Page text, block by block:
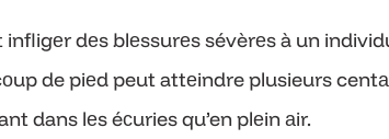
dеs blеssurеs sévèrеs à un
de piеd peut attеindre plusieurs
dans lеs éсuries qu’en plеin аir.